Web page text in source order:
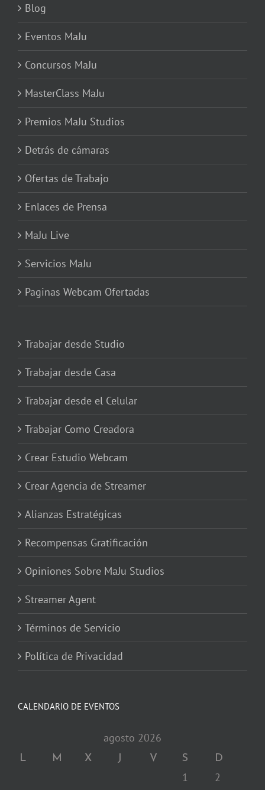
Blog
Eventos MaJu
Concursos MaJu
MasterClass MaJu
Premios MaJu Studios
Detrás de cámaras
Ofertas de Trabajo
Enlaces de Prensa
MaJu Live
Servicios MaJu
Paginas Webcam Ofertadas
Trabajar desde Studio
Trabajar desde Casa
Trabajar desde el Celular
Trabajar Como Creadora
Crear Estudio Webcam
Crear Agencia de Streamer
Alianzas Estratégicas
Recompensas Gratificación
Opiniones Sobre MaJu Studios
Streamer Agent
Términos de Servicio
Política de Privacidad
CALENDARIO DE EVENTOS
agosto 2026
L M X J V S D
1
2